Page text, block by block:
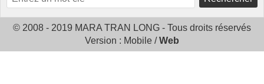
© 2008 - 2019 MARA TRAN LONG - Tous droits réservés
Version : Mobile /Web